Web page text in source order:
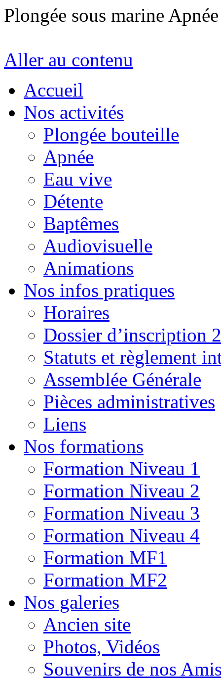
Plongée sous marine
Aller au contenu
Accueil
Nos activités
Plongée bouteille
Apnée
Eau vive
Détente
Baptêmes
Audiovisuelle
Animations
Nos infos pratiques
Horaires
Dossier d’inscription
Statuts et règlement
Assemblée Générale
Pièces administratives
Liens
Nos formations
Formation Niveau 1
Formation Niveau 2
Formation Niveau 3
Formation Niveau 4
Formation MF1
Formation MF2
Nos galeries
Ancien site
Photos, Vidéos
Souvenirs de nos